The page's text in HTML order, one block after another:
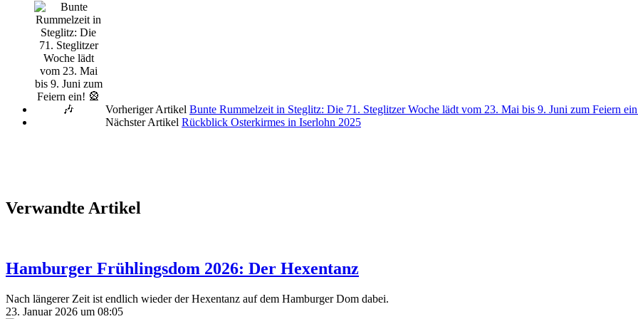
Vorheriger Artikel Bunte Rummelzeit in Steglitz: Die 71. Steglitzer Woche lädt vom 23. Mai bis 9. Juni zum Feiern
Nächster Artikel Rückblick Osterkirmes in Iserlohn 2025
Verwandte Artikel
Hamburger Frühlingsdom 2026: Der Hexentanz
Nach längerer Zeit ist endlich wieder der Hexentanz auf dem Hamburger Dom dabei.
23. Januar 2026 um 08:05